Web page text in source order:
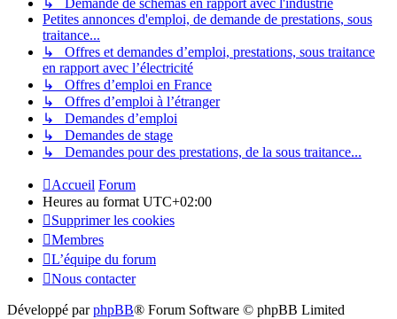
↳ Demande de schémas en rapport avec l'industrie
Petites annonces d'emploi, de demande de prestations, sous
traitance...
↳ Offres et demandes d’emploi, prestations, sous traitance
en rapport avec l’électricité
↳ Offres d’emploi en France
↳ Offres d’emploi à l’étranger
↳ Demandes d’emploi
↳ Demandes de stage
↳ Demandes pour des prestations, de la sous traitance...
Accueil Forum
Heures au format UTC+02:00
Supprimer les cookies
Membres
L’équipe du forum
Nous contacter
Développé parphpBB® Forum Software © phpBB Limited